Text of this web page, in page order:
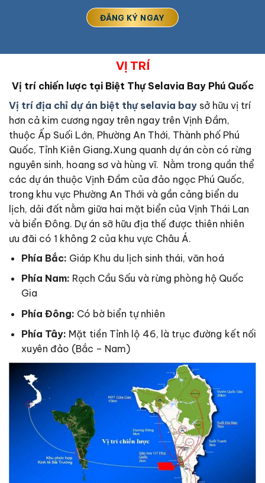
VỊ TRÍ
Vị trí chiến lược tại Biệt Thự Selavia Bay Phú Quốc
Vị trí địa chỉ dự án biệt thự selavia bay sở hữu vị trí
hơn cả kim cương ngay trên ngay trên Vịnh Đầm,
thuộc Ấp Suối Lớn, Phường An Thới, Thành phố Phú
Quốc, Tỉnh Kiên Giang.Xung quanh dự án còn có rừng
nguyên sinh, hoang sơ và hùng vĩ. Nằm trong quần thể
các dự án thuộc Vịnh Đầm của đảo ngọc Phú Quốc,
trong khu vực Phường An Thới và gần cảng biển du
lịch, dải đất nằm giữa hai mặt biển của Vịnh Thái Lan
và biển Đông. Dự án sỡ hữu địa thế được thiên nhiên
ưu đãi có 1 không 2 của khu vực Châu Á.
Phía Bắc: Giáp Khu du lịch sinh thái, văn hoá
Phía Nam: Rạch Cầu Sấu và rừng phòng hộ Quốc
Gia
Phía Đông: Có bờ biển tự nhiên
Phía Tây: Mặt tiền Tỉnh lộ 46, là trục đường kết nối
xuyên đảo (Bắc – Nam)